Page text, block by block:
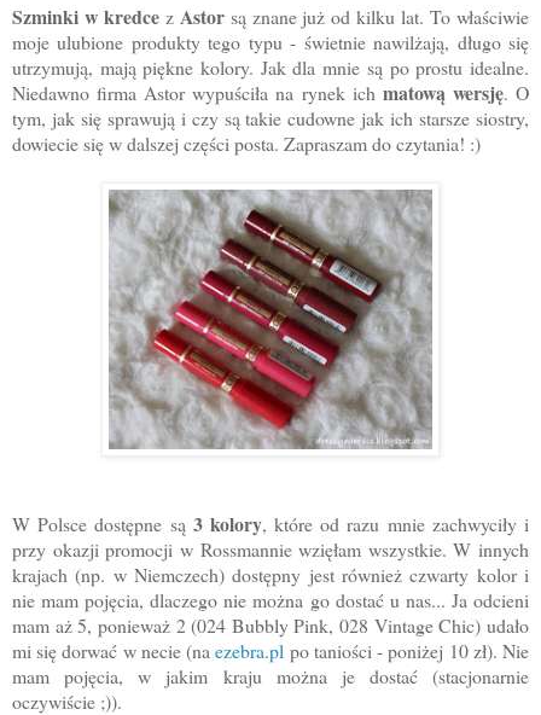
Szminki w kredcez Astorsą znane już od kilku lat. To właściwie
moje ulubione produkty tego typu - świetnie nawilżają, długo się
utrzymują, mają piękne kolory. Jak dla mnie są po prostu idealne.
Niedawno firma Astor wypuściła na rynek ichmatową wersję. O
tym, jak się sprawują i czy są takie cudowne jak ich starsze siostry,
dowiecie się w dalszej części posta. Zapraszam do czytania! :)
W Polsce dostępne są 3 kolory, które od razu mnie zachwyciły i
przy okazji promocji w Rossmannie wzięłam wszystkie. W innych
krajach (np. w Niemczech) dostępny jest również czwarty kolor i
nie mam pojęcia, dlaczego nie można go dostać u nas... Ja odcieni
mam aż 5, ponieważ 2 (024 Bubbly Pink, 028 Vintage Chic) udało
mi się dorwać w necie (naezebra.pl po taniości - poniżej 10 zł). Nie
mam pojęcia, w jakim kraju można je dostać (stacjonarnie
oczywiście ;)).